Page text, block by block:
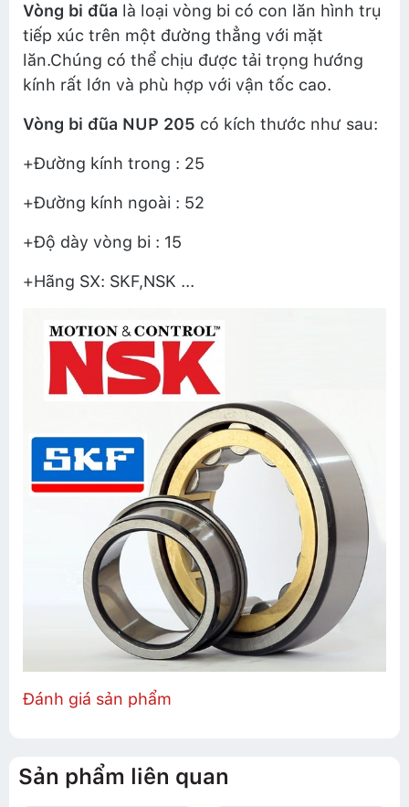
Vòng bi đũa là loại vòng bi có con lăn hình trụ
tiếp xúc trên một đường thẳng với mặt
lăn.Chúng có thể chịu được tải trọng hướng
kính rất lớn và phù hợp với vận tốc cao.
Vòng bi đũa NUP 205 có kích thước như sau:
+Đường kính trong : 25
+Đường kính ngoài : 52
+Độ dày vòng bi : 15
+Hãng SX: SKF,NSK ...
Đánh giá sản phẩm
Sản phẩm liên quan